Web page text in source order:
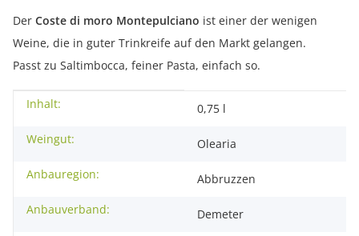
Der Coste di moro Montepulciano ist einer der wenigen
Weine, die in guter Trinkreife auf den Markt gelangen.
Passt zu Saltimbocca, feiner Pasta, einfach so.
Produkteigenschaft
Wert
Inhalt:
0,75 l
Weingut:
Olearia
Anbauregion:
Abbruzzen
Anbauverband:
Demeter